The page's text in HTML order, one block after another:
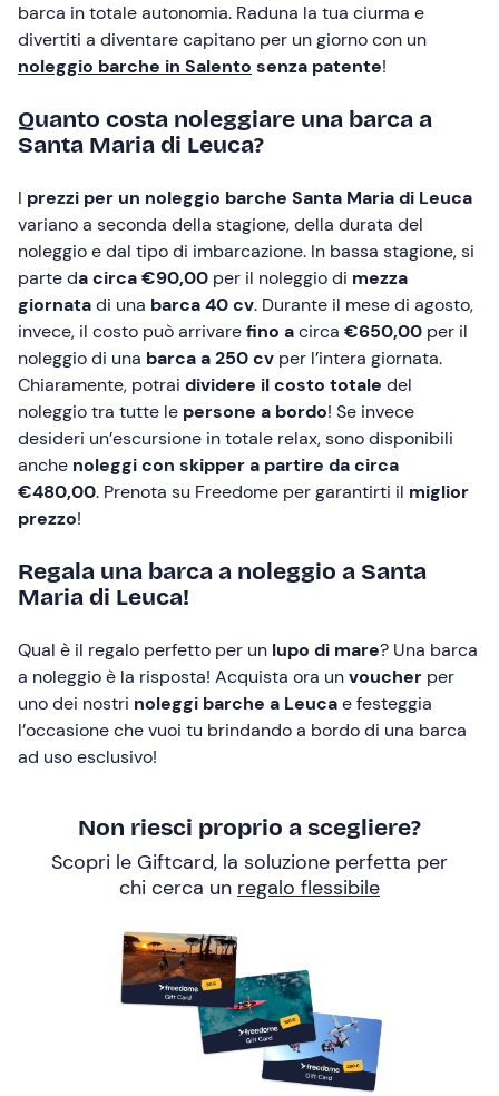
barca in totale autonomia. Raduna la tua ciurma e
divertiti a diventare capitano per un giorno con un
noleggio barche in Salento senza patente!
Quanto costa noleggiare una barca a
Santa Maria di Leuca?
I prezzi per un noleggio barche Santa Maria di Leuca
variano a seconda della stagione, della durata del
noleggio e dal tipo di imbarcazione. In bassa stagione, si
parte da circa €90,00 per il noleggio di mezza
giornatadi una barca 40 cv. Durante il mese di agosto,
invece, il costo può arrivarefino acirca €650,00 per il
noleggio di una barca a250 cv per l’intera giornata.
Chiaramente, potrai dividere il costo totale del
noleggio tra tutte le persone a bordo! Se invece
desideri un’escursione in totale relax, sono disponibili
anche noleggi con skipper a partire da circa
€480,00. Prenota su Freedome per garantirti il miglior
prezzo!
Regala una barca a noleggio a Santa
Maria di Leuca!
Qual è il regalo perfetto per un lupo di mare? Una barca
a noleggio è la risposta! Acquista ora unvoucher per
uno dei nostri noleggi barche a Leucae festeggia
l’occasione che vuoi tu brindando a bordo di una barca
ad uso esclusivo!
Non riesci proprio a scegliere?
Scopri le Giftcard, la soluzione perfetta per
chi cerca un regalo flessibile